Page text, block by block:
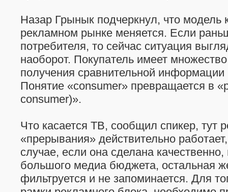
Назар Грынык подчеркнул, что модель
рекламном рынке меняется. Если
потребителя, то сейчас ситуация
наоборот. Покупатель имеет
получения сравнительной информации
Понятие «consumer» превращается в
consumer)».
Что касается ТВ, сообщил спикер, тут
«прерывания» действительно
случае, если она сделана
большого медиа бюджета, остальная
фильтруется и не запоминается. Для